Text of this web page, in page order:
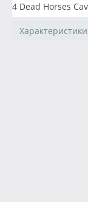
4 Dead Horses
Характеристики